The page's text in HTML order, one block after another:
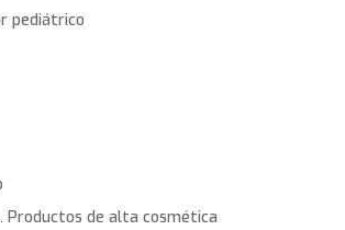
pediátrico
Productos de alta cosmética